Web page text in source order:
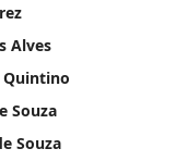
Alves
Quintino
Souza
Souza